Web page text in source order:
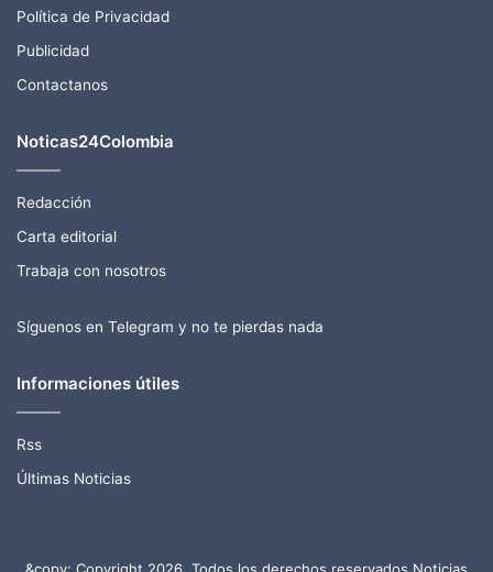
Política de Privacidad
Publicidad
Contactanos
Noticas24Colombia
Redacción
Carta editorial
Trabaja con nosotros
Síguenos en Telegram y no te pierdas nada
Informaciones útiles
Rss
Últimas Noticias
&copy; Copyright 2026, Todos los derechos reservados Noticias